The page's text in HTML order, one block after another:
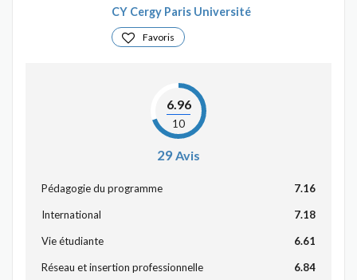
CY Cergy Paris Université
Favoris
6.96
10
29Avis
Pédagogie du programme 7.16
International 7.18
Vie étudiante 6.61
Réseau et insertion professionnelle 6.84